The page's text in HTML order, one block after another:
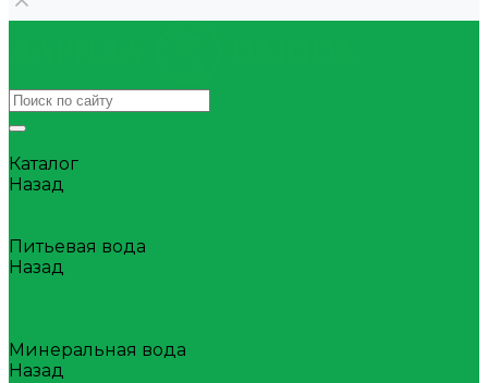
Каталог
Назад
Питьевая вода
Назад
Минеральная вода
Назад